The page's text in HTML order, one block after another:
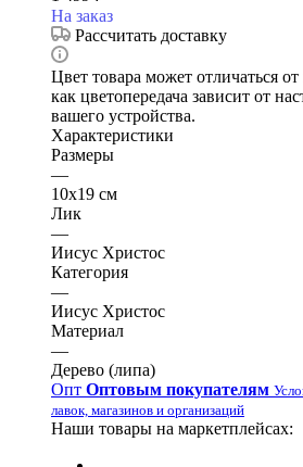
На заказ
Рассчитать доставку
Цвет товара может отличаться
как цветопередача зависит от
вашего устройства.
Характеристики
Размеры
—
10х19 см
Лик
—
Иисус Христос
Категория
—
Иисус Христос
Материал
—
Дерево (липа)
Опт Оптовым покупателям
лавок, магазинов и организаций
Наши товары на маркетплейсах: